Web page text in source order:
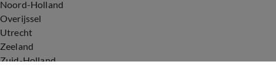
Noord-Holland
Overijssel
Utrecht
Zeeland
Zuid-Holland